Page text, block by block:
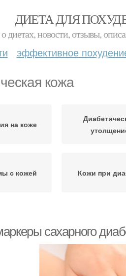
ДИЕТА ДЛЯ
диетах, новости, отзывы,
эффективное
кожа
на коже
с кожей Кожи при
сахарного